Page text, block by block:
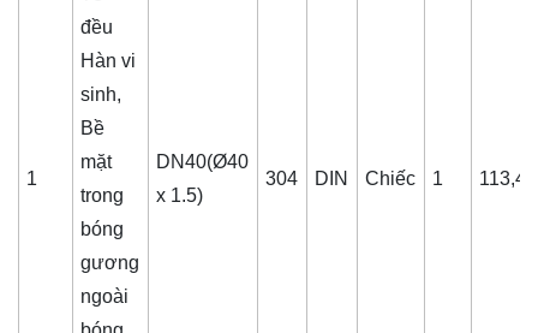
1
đều
Hàn vi
sinh,
Bề
mặt
trong
bóng
gương
ngoài
DN40(Ø40
x 1.5)
304 DIN Chiếc 1